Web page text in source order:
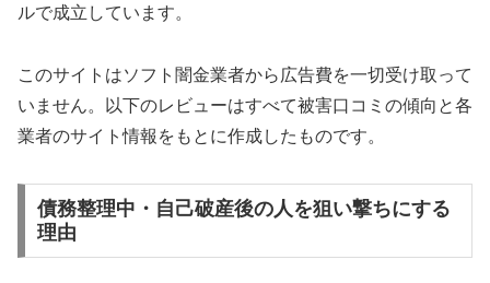
ルで成立しています。
このサイトはソフト闇金業者から広告費を一切受け取って
いません。以下のレビューはすべて被害口コミの傾向と各
業者のサイト情報をもとに作成したものです。
債務整理中・自己破産後の人を狙い撃ちにする
理由